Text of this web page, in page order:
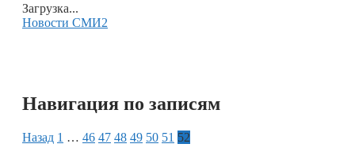
Загрузка...
Новости СМИ2
Навигация по записям
Назад 1 … 46 47 48 49 50 51 52